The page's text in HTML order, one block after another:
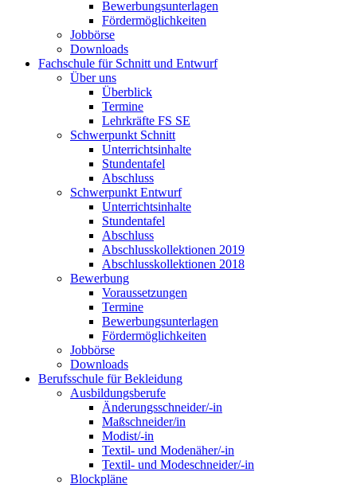
Bewerbungsunterlagen
Fördermöglichkeiten
Jobbörse
Downloads
Fachschule für Schnitt und Entwurf
Über uns
Überblick
Termine
Lehrkräfte FS SE
Schwerpunkt Schnitt
Unterrichtsinhalte
Stundentafel
Abschluss
Schwerpunkt Entwurf
Unterrichtsinhalte
Stundentafel
Abschluss
Abschlusskollektionen 2019
Abschlusskollektionen 2018
Bewerbung
Voraussetzungen
Termine
Bewerbungsunterlagen
Fördermöglichkeiten
Jobbörse
Downloads
Berufsschule für Bekleidung
Ausbildungsberufe
Änderungsschneider/-in
Maßschneider/in
Modist/-in
Textil- und Modenäher/-in
Textil- und Modeschneider/-in
Blockpläne